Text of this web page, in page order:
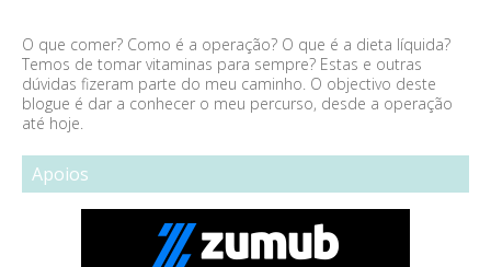
O que comer? Como é a operação? O que é a dieta líquida?
Temos de tomar vitaminas para sempre? Estas e outras
dúvidas fizeram parte do meu caminho. O objectivo deste
blogue é dar a conhecer o meu percurso, desde a operação
até hoje.
Apoios